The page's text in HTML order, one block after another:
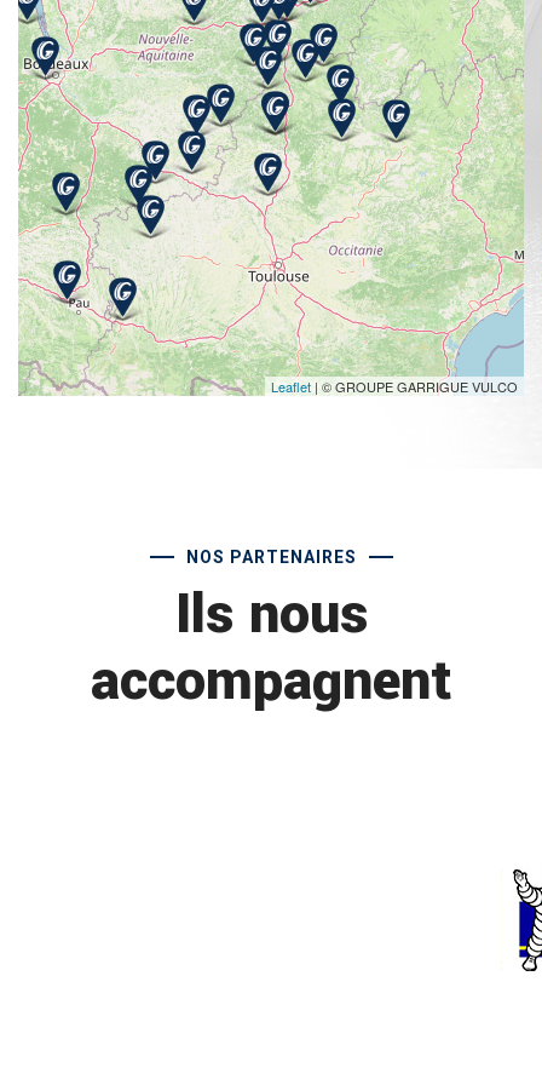
Leaflet | © GROUPE GARRIGUE VULCO
NOS PARTENAIRES
Ils nous
accompagnent